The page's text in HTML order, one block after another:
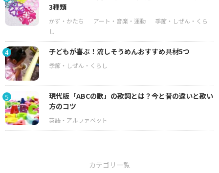
3種類
4 子どもが喜ぶ！流しそうめんおすすめ具材5つ
5
現代版「ABCの歌」の歌詞とは？今と昔の違いと歌い
方のコツ
カテゴリ一覧